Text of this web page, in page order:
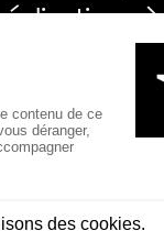
Kollectif